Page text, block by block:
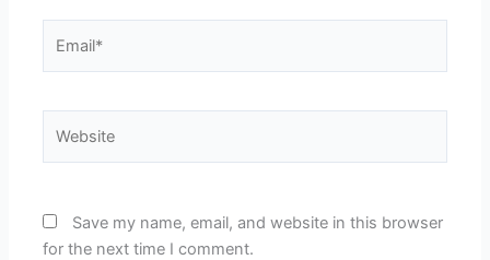
Save my name, email, and website in this browser
for the next time I comment.